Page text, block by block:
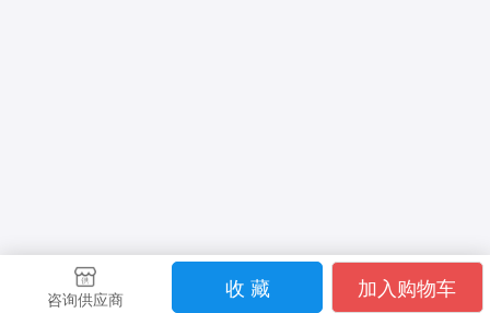
咨询供应商 收 藏 加入购物车